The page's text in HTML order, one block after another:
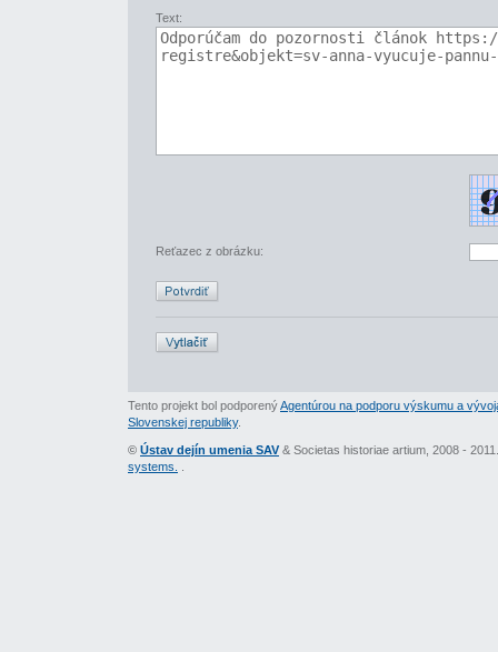
Text:
Reťazec z obrázku:
Tento projekt bol podporenýAgentúrou na podporu výskumu a
Slovenskej republiky.
© Ústav dejín umenia SAV & Societas historiae artium, 2008 -
systems.